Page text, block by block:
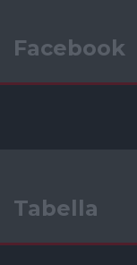
Facebook
Tabella